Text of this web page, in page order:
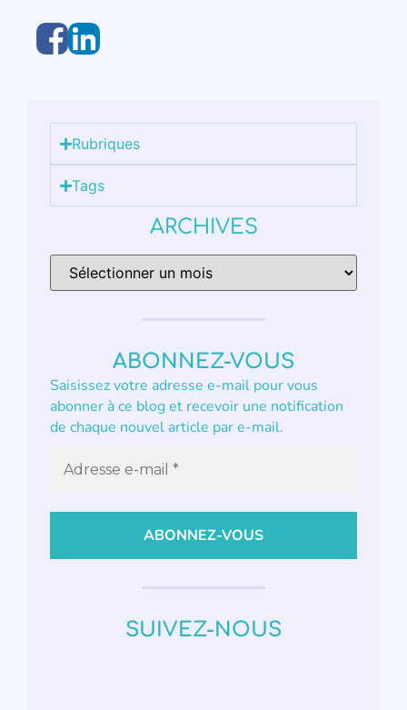
Rubriques
Tags
ARCHIVES
ABONNEZ-VOUS
Saisissez votre adresse e-mail pour vous
abonner à ce blog et recevoir une notification
de chaque nouvel article par e-mail.
SUIVEZ-NOUS